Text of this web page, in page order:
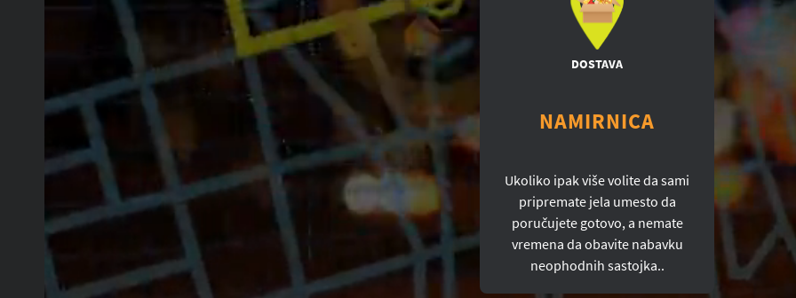
DOSTAVA
NAMIRNICA
Ukoliko ipak više volite da sami
pripremate jela umesto da
poručujete gotovo, a nemate
vremena da obavite nabavku
neophodnih sastojka..